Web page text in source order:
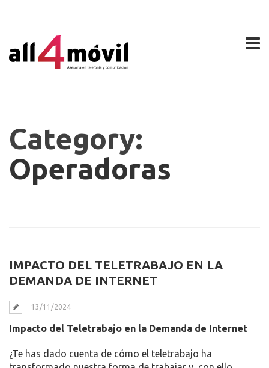
Category:
Operadoras
IMPACTO DEL TELETRABAJO EN LA
DEMANDA DE INTERNET
13/11/2024
Impacto del Teletrabajo en la Demanda de Internet
¿Te has dado cuenta de cómo el teletrabajo ha